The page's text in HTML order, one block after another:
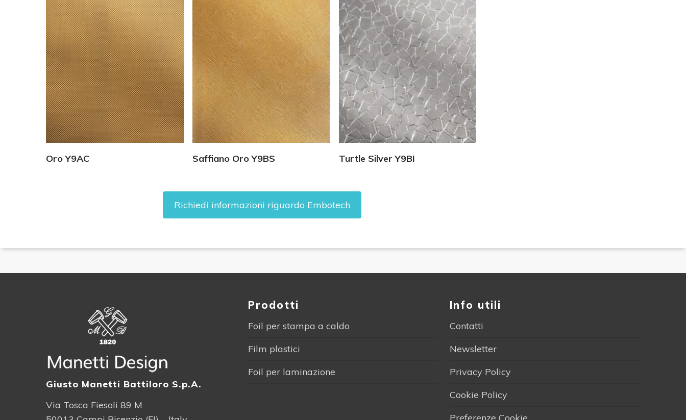
Oro Y9AC Saffiano Oro Y9BS Turtle Silver Y9BI
Richiedi informazioni riguardo Embotech
Giusto Manetti Battiloro S.p.A.
Via Tosca Fiesoli 89 M
Prodotti
Foil per stampa a caldo
Film plastici
Foil per laminazione
Info utili
Contatti
Newsletter
Privacy Policy
Cookie Policy
Preferenze Cookie